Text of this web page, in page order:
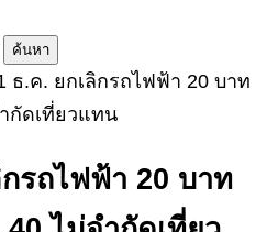
ธ.ค. ยกเลิกรถไฟฟ้า 20 บาท
กัดเที่ยวแทน
รถไฟฟ้า 20 บาท